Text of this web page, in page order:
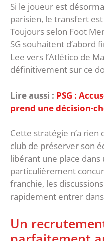
‎Si le joueur est
parisien, le transfert
Toujours selon Foot
SG souhaitent d’abord
Lee vers l’Atlético de
définitivement sur ce
Lire aussi : PSG :
prend une décision-
‎Cette stratégie n’a rien
club de préserver son
libérant une place
particulièrement
franchie, les
rapidement entrer
‎Un